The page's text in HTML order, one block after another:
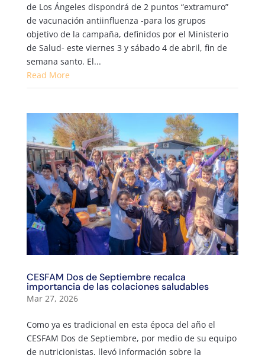
de Los Ángeles dispondrá de 2 puntos “extramuro”
de vacunación antiinfluenza -para los grupos
objetivo de la campaña, definidos por el Ministerio
de Salud- este viernes 3 y sábado 4 de abril, fin de
semana santo. El...
Read More
CESFAM Dos de Septiembre recalca
importancia de las colaciones saludables
Mar 27, 2026
Como ya es tradicional en esta época del año el
CESFAM Dos de Septiembre, por medio de su equipo
de nutricionistas, llevó información sobre la